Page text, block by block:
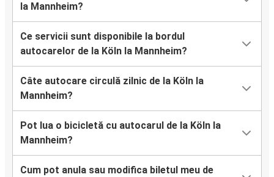
la Mannheim?
Ce servicii sunt disponibile la bordul
autocarelor de la Köln la Mannheim?
Câte autocare circulă zilnic de la Köln la
Mannheim?
Pot lua o bicicletă cu autocarul de la Köln la
Mannheim?
Cum pot anula sau modifica biletul meu de